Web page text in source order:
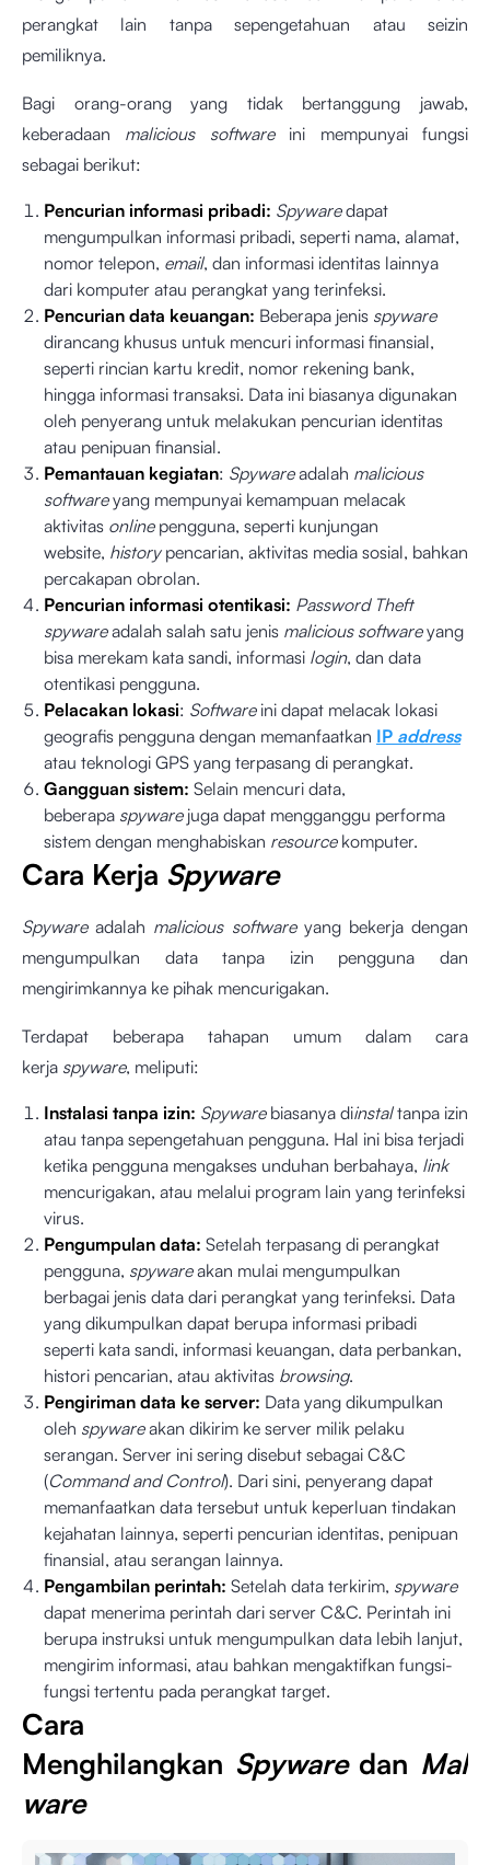
perangkat lain tanpa sepengetahuan atau seizin
pemiliknya.
Bagi orang-orang yang tidak bertanggung jawab,
keberadaan malicious software ini mempunyai fungsi
sebagai berikut:
Pencurian informasi pribadi: Spywaredapat
mengumpulkan informasi pribadi, seperti nama, alamat,
nomor telepon, email, dan informasi identitas lainnya
dari komputer atau perangkat yang terinfeksi.
Pencurian data keuangan: Beberapa jenis spyware
dirancang khusus untuk mencuri informasi finansial,
seperti rincian kartu kredit, nomor rekening bank,
hingga informasi transaksi. Data ini biasanya digunakan
oleh penyerang untuk melakukan pencurian identitas
atau penipuan finansial.
Pemantauan kegiatan: Spywareadalah malicious
softwareyang mempunyai kemampuan melacak
aktivitas onlinepengguna, seperti kunjungan
website, history pencarian, aktivitas media sosial, bahkan
percakapan obrolan.
Pencurian informasi otentikasi: Password Theft
spywareadalah salah satu jenis malicious softwareyang
bisa merekam kata sandi, informasi login, dan data
otentikasi pengguna.
Pelacakan lokasi: Software ini dapat melacak lokasi
geografis pengguna dengan memanfaatkan IP address
atau teknologi GPS yang terpasang di perangkat.
Gangguan sistem: Selain mencuri data,
beberapa spywarejuga dapat mengganggu performa
sistem dengan menghabiskan resourcekomputer.
Cara Kerja Spyware
Spywareadalah malicious software yang bekerja dengan
mengumpulkan data tanpa izin pengguna dan
mengirimkannya ke pihak mencurigakan.
Terdapat beberapa tahapan umum dalam cara
kerja spyware, meliputi:
Instalasi tanpa izin: Spywarebiasanya diinstaltanpa izin
atau tanpa sepengetahuan pengguna. Hal ini bisa terjadi
ketika pengguna mengakses unduhan berbahaya, link
mencurigakan, atau melalui program lain yang terinfeksi
virus.
Pengumpulan data: Setelah terpasang di perangkat
pengguna, spywareakan mulai mengumpulkan
berbagai jenis data dari perangkat yang terinfeksi. Data
yang dikumpulkan dapat berupa informasi pribadi
seperti kata sandi, informasi keuangan, data perbankan,
histori pencarian, atau aktivitas browsing.
Pengiriman data ke server: Data yang dikumpulkan
oleh spywareakan dikirim ke server milik pelaku
serangan. Server ini sering disebut sebagai C&C
(Command and Control). Dari sini, penyerang dapat
memanfaatkan data tersebut untuk keperluan tindakan
kejahatan lainnya, seperti pencurian identitas, penipuan
finansial, atau serangan lainnya.
Pengambilan perintah: Setelah data terkirim, spyware
dapat menerima perintah dari server C&C. Perintah ini
berupa instruksi untuk mengumpulkan data lebih lanjut,
mengirim informasi, atau bahkan mengaktifkan fungsi-
fungsi tertentu pada perangkat target.
Cara
Menghilangkan Spyware dan Mal
ware